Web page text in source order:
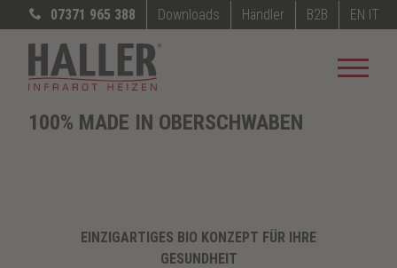
07371 965 388 Downloads Händler B2B EN IT
HALLER
INFRAROTHEIZUNGEN
100% MADE IN OBERSCHWABEN
EINZIGARTIGES BIO KONZEPT FÜR IHRE
GESUNDHEIT